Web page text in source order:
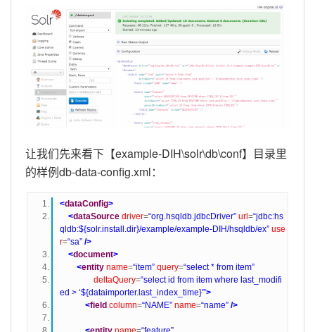
让我们先来看下【example-DIH\solr\db\conf】目录里
的样例db-data-config.xml：
<dataConfig>
<dataSource driver=“org.hsqldb.jdbcDriver” url =“jdbc:hs
qldb:${solr.install.dir}/example/example-DIH/hsqldb/ex” use
r=“sa” />
<document>
<entity name=“item” query=“select * from item”
deltaQuery=“select id from item where last_modifi
ed > ‘${dataimporter.last_index_time}'”>
<field column=“NAME” name=“name” />